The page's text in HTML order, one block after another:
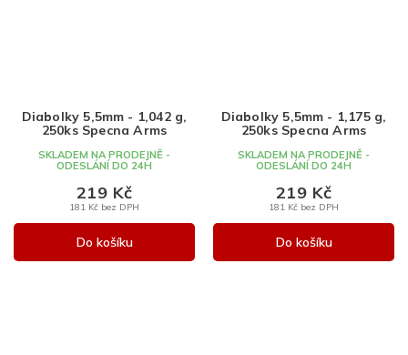
Diabolky 5,5mm - 1,042 g,
250ks Specna Arms
SKLADEM NA PRODEJNĚ -
ODESLÁNÍ DO 24H
181 Kč bez DPH
219 Kč
Do košíku
Diabolky 5,5mm - 1,175 g,
250ks Specna Arms
SKLADEM NA PRODEJNĚ -
ODESLÁNÍ DO 24H
181 Kč bez DPH
219 Kč
Do košíku